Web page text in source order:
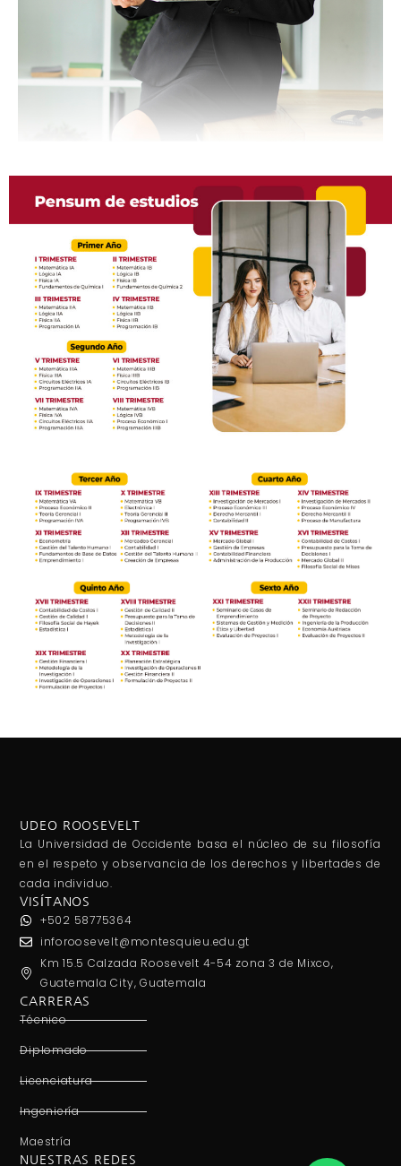
UDEO ROOSEVELT
La Universidad de Occidente basa el núcleo de su filosofía
en el respeto y observancia de los derechos y libertades de
cada individuo.
VISÍTANOS
+502 58775364
inforoosevelt@montesquieu.edu.gt
Km 15.5 Calzada Roosevelt 4-54 zona 3 de Mixco,
Guatemala City, Guatemala
CARRERAS
Técnico
Diplomado
Licenciatura
Ingeniería
Maestría
NUESTRAS REDES